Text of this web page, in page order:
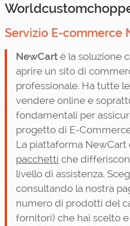
Servizio E-commerce
NewCart è la soluzione
aprire un sito di
professionale. Ha tutte
vendere online e
fondamentali per
progetto di E-
La piattaforma NewCart
pacchetti che
livello di assistenza.
consultando la nostra
numero di prodotti del
fornitori) che hai scelto